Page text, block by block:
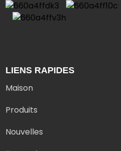
LIENS RAPIDES
Maison
Produits
Nouvelles